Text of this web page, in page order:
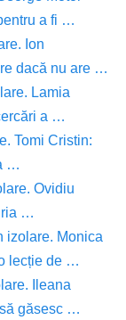
a fi …
Ion
dacă nu are …
Lamia
a …
Tomi Cristin:
…
Ovidiu
…
izolare. Monica
lecție de …
Ileana
găsesc …